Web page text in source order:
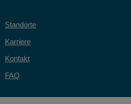
Standorte
Karriere
Kontakt
FAQ